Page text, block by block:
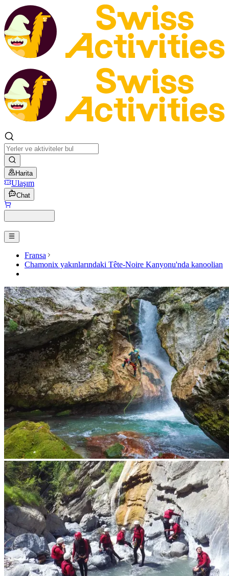
Harita
Ulaşım
Chat
Fransa
Chamonix yakınlarındaki Tête-Noire Kanyonu'nda kanoolian